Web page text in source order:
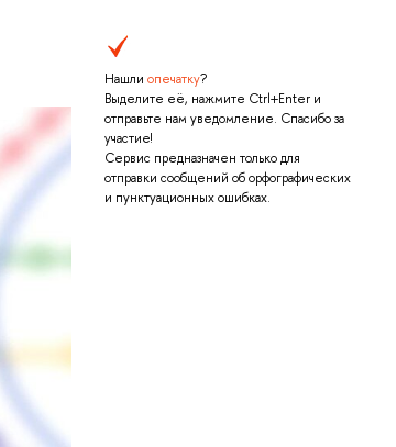
Нашли опечатку?
Выделите её, нажмите Ctrl+Enter и
отправьте нам уведомление. Спасибо за
участие!
Сервис предназначен только для
отправки сообщений об орфографических
и пунктуационных ошибках.